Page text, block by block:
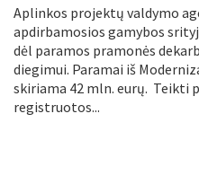
Aplinkos projektų valdymo
apdirbamosios gamybos
dėl paramos pramonės
diegimui. Paramai iš
skiriama 42 mln. eurų. Teikti
registruotos...